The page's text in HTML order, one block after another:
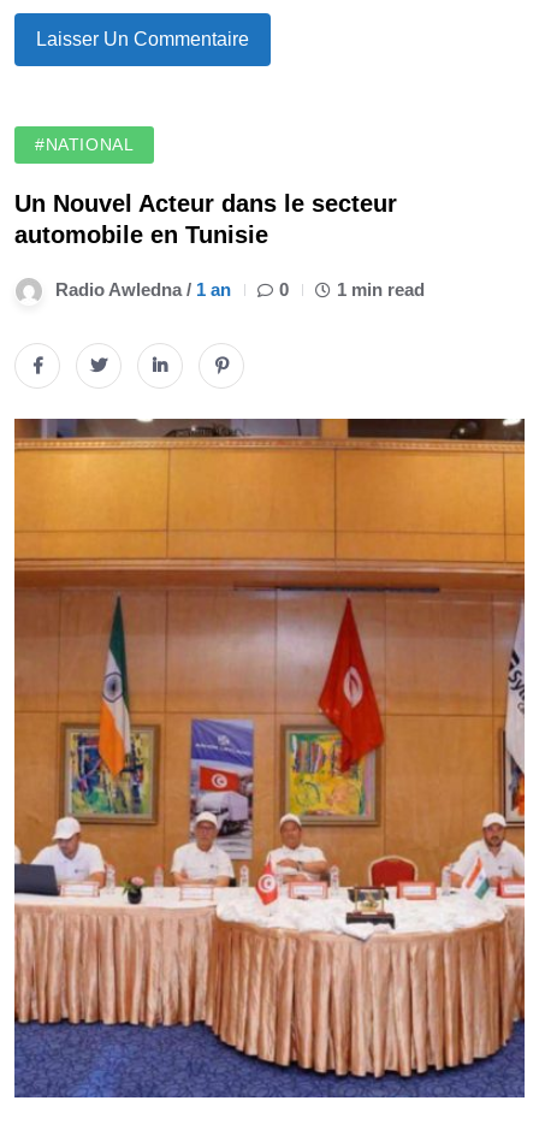
#NATIONAL
Un Nouvel Acteur dans le secteur
automobile en Tunisie
Radio Awledna / 1 an 0 1 min read